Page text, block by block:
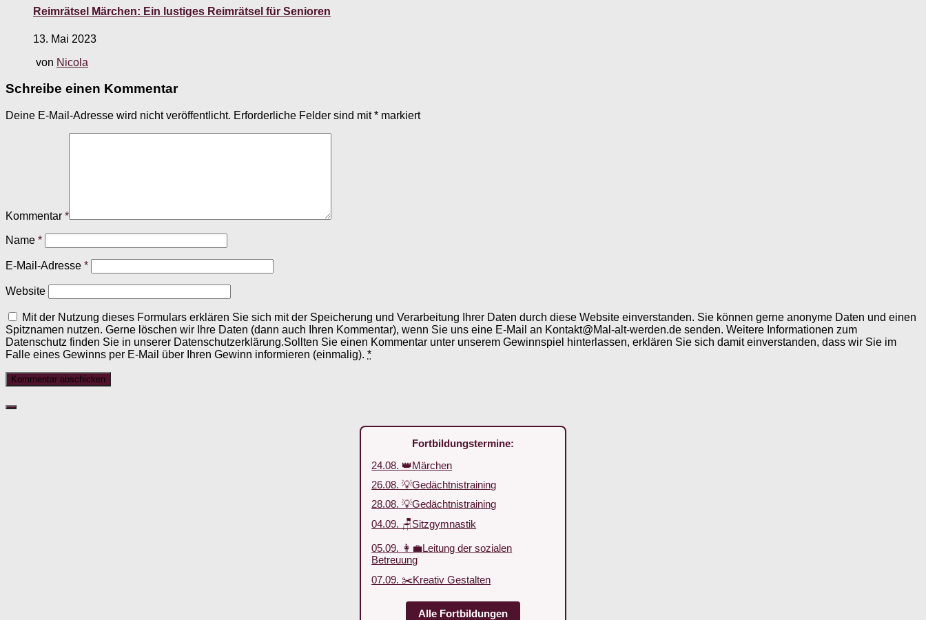
Reimrätsel Märchen: Ein lustiges Reimrätsel für Senioren
13. Mai 2023
von Nicola
Schreibe einen Kommentar
Deine E-Mail-Adresse wird nicht veröffentlicht. Erforderliche Felder sind mit* markiert
Kommentar *
Name *
E-Mail-Adresse *
Website
Mit der Nutzung dieses Formulars erklären Sie sich mit der Speicherung und Verarbeitung Ihrer Daten durch diese Website einverstanden. Sie können gerne anonyme Daten und einen
Spitznamen nutzen. Gerne löschen wir Ihre Daten (dann auch Ihren Kommentar), wenn Sie uns eine E-Mail an Kontakt@Mal-alt-werden.de senden. Weitere Informationen zum
Datenschutz finden Sie in unserer Datenschutzerklärung.Sollten Sie einen Kommentar unter unserem Gewinnspiel hinterlassen, erklären Sie sich damit einverstanden, dass wir Sie im
Falle eines Gewinns per E-Mail über Ihren Gewinn informieren (einmalig). *
Fortbildungstermine:
24.08. 👑Märchen
26.08. 💡Gedächtnistraining
28.08. 💡Gedächtnistraining
04.09. 🪑Sitzgymnastik
05.09. 👩‍💼Leitung der sozialen
Betreuung
07.09. ✂️Kreativ Gestalten
Alle Fortbildungen